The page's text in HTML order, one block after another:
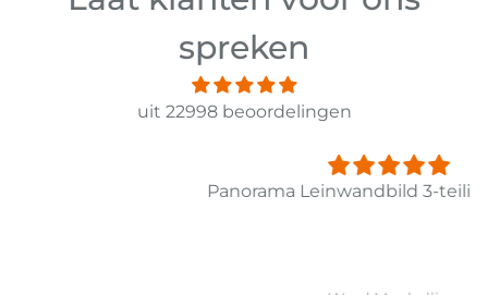
spreken
uit 22998 beoordelingen
Panorama Leinwandbild 3-teilig Old Pier Ii